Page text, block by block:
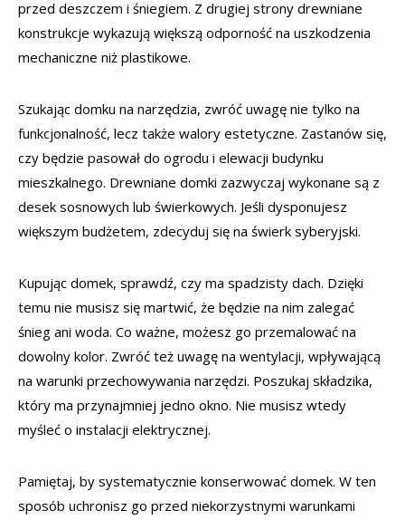
przed deszczem i śniegiem. Z drugiej strony drewniane
konstrukcje wykazują większą odporność na uszkodzenia
mechaniczne niż plastikowe.
Szukając domku na narzędzia, zwróć uwagę nie tylko na
funkcjonalność, lecz także walory estetyczne. Zastanów się,
czy będzie pasował do ogrodu i elewacji budynku
mieszkalnego. Drewniane domki zazwyczaj wykonane są z
desek sosnowych lub świerkowych. Jeśli dysponujesz
większym budżetem, zdecyduj się na świerk syberyjski.
Kupując domek, sprawdź, czy ma spadzisty dach. Dzięki
temu nie musisz się martwić, że będzie na nim zalegać
śnieg ani woda. Co ważne, możesz go przemalować na
dowolny kolor. Zwróć też uwagę na wentylacji, wpływającą
na warunki przechowywania narzędzi. Poszukaj składzika,
który ma przynajmniej jedno okno. Nie musisz wtedy
myśleć o instalacji elektrycznej.
Pamiętaj, by systematycznie konserwować domek. W ten
sposób uchronisz go przed niekorzystnymi warunkami